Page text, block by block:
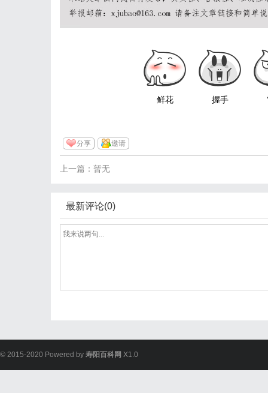
鲜花 握手
分享 邀请
上一篇：暂无
最新评论(0)
© 2015-2020 Powered by 寿阳百科网 X1.0